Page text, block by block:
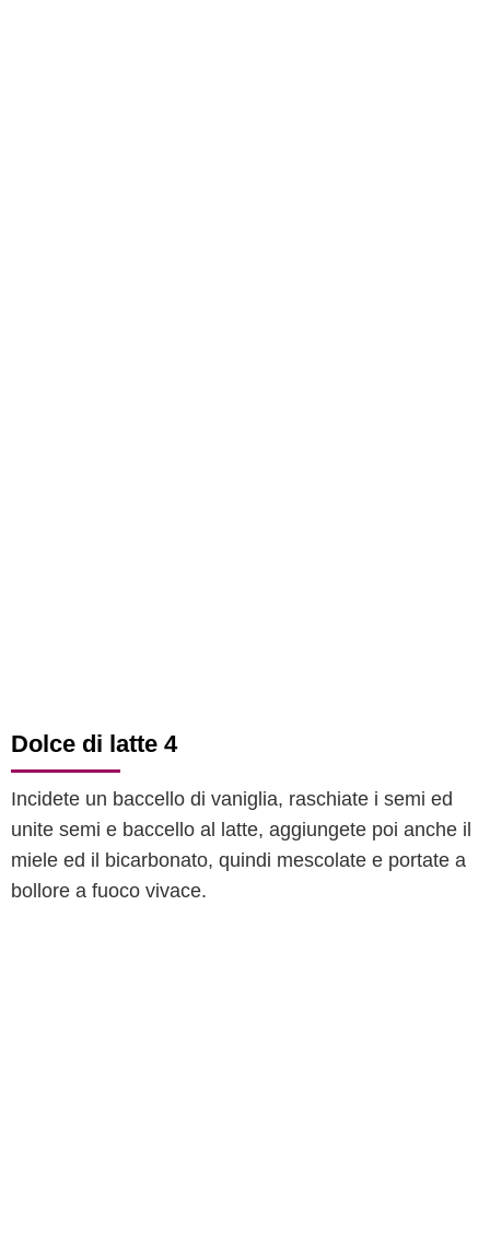
Dolce di latte 4
Incidete un baccello di vaniglia, raschiate i semi ed
unite semi e baccello al latte, aggiungete poi anche il
miele ed il bicarbonato, quindi mescolate e portate a
bollore a fuoco vivace.